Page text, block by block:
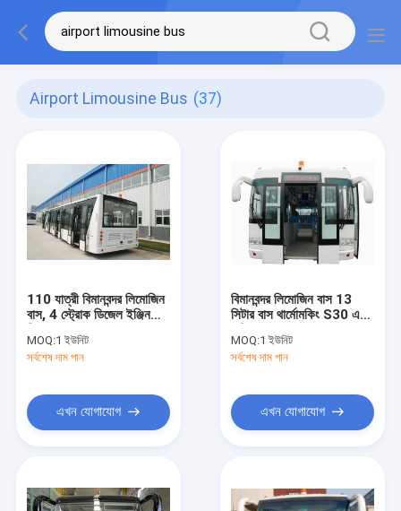
Airport Limousine Bus (37)
110 যাত্রী বিমানবন্দর লিমোজিন
বাস, 4 স্ট্রোক ডিজেল ইঞ্জিন
MOQ:1 ইউনিট
সর্বশেষ দাম পান
এখন যোগাযোগ
বিমানবন্দর লিমোজিন বাস 13
সিটার বাস থার্মোমকিং S30 এয়ার
MOQ:1 ইউনিট
সর্বশেষ দাম পান
এখন যোগাযোগ